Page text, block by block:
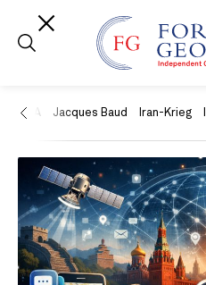
USA Jacques Baud Iran-Krieg